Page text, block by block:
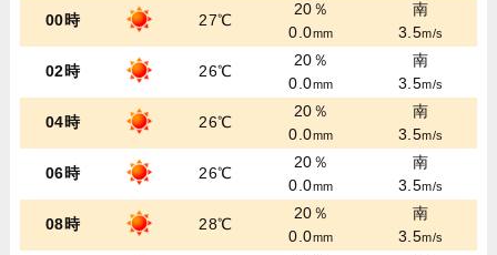
00時 27℃
20％
0.0mm
南
3.5m/s
02時 26℃
20％
0.0mm
南
3.5m/s
04時 26℃
20％
0.0mm
南
3.5m/s
06時 26℃
20％
0.0mm
南
3.5m/s
08時 28℃
20％
0.0mm
南
3.5m/s